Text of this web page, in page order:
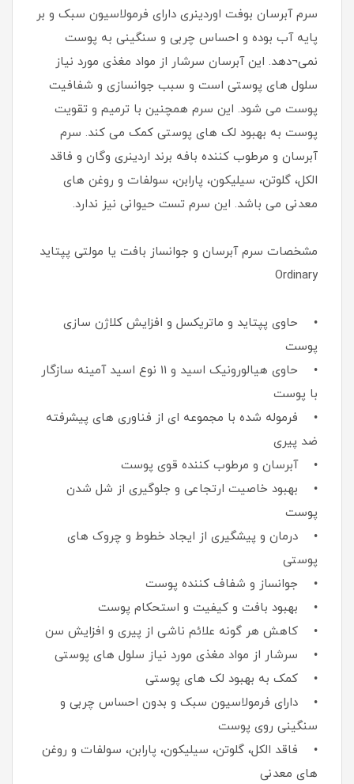
سرم آبرسان بوفت اوردینری دارای فرمولاسیون سبک و بر
پایه آب بوده و احساس چربی و سنگینی به پوست
نمی¬دهد. این آبرسان سرشار از مواد مغذی مورد نیاز
سلول های پوستی است و سبب جوانسازی و شفافیت
پوست می شود. این سرم همچنین با ترمیم و تقویت
پوست به بهبود لک های پوستی کمک می کند. سرم
آبرسان و مرطوب کننده بافه برند اردینری وگان و فاقد
الکل، گلوتن، سیلیکون، پارابن، سولفات و روغن های
معدنی می باشد. این سرم تست حیوانی نیز ندارد.
مشخصات سرم آبرسان و جوانساز بافت یا مولتی پپتاید
Ordinary
• حاوی پپتاید و ماتریکسل و افزایش کلاژن سازی
پوست
• حاوی هیالورونیک اسید و 11 نوع اسید آمینه سازگار
با پوست
• فرموله شده با مجموعه ای از فناوری های پیشرفته
ضد پیری
• آبرسان و مرطوب کننده قوی پوست
• بهبود خاصیت ارتجاعی و جلوگیری از شل شدن
پوست
• درمان و پیشگیری از ایجاد خطوط و چروک های
پوستی
• جوانساز و شفاف کننده پوست
• بهبود بافت و کیفیت و استحکام پوست
• کاهش هر گونه علائم ناشی از پیری و افزایش سن
• سرشار از مواد مغذی مورد نیاز سلول های پوستی
• کمک به بهبود لک های پوستی
• دارای فرمولاسیون سبک و بدون احساس چربی و
سنگینی روی پوست
• فاقد الکل، گلوتن، سیلیکون، پارابن، سولفات و روغن
های معدنی